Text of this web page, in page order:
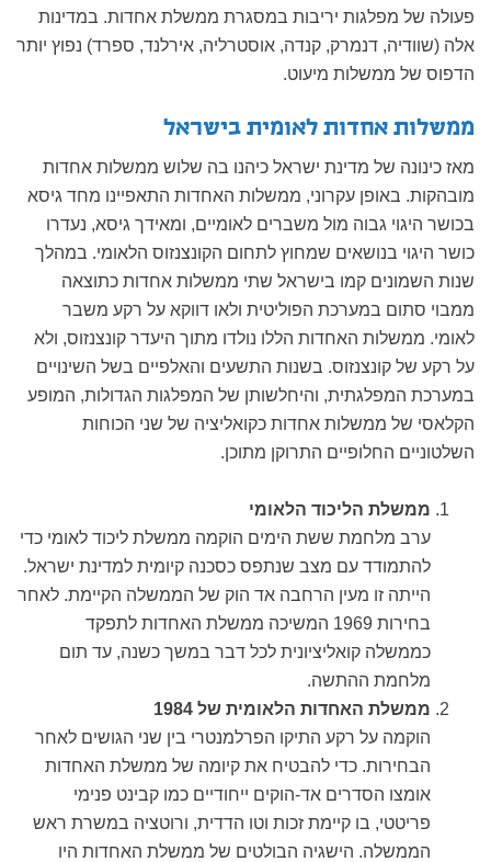
פעולה של מפלגות יריבות במסגרת ממשלת אחדות. במדינות
אלה (שוודיה, דנמרק, קנדה, אוסטרליה, אירלנד, ספרד) נפוץ יותר
הדפוס של ממשלות מיעוט.
ממשלות אחדות לאומית בישראל
מאז כינונה של מדינת ישראל כיהנו בה שלוש ממשלות אחדות
מובהקות. באופן עקרוני, ממשלות האחדות התאפיינו מחד גיסא
בכושר היגוי גבוה מול משברים לאומיים, ומאידך גיסא, נעדרו
כושר היגוי בנושאים שמחוץ לתחום הקונצנזוס הלאומי. במהלך
שנות השמונים קמו בישראל שתי ממשלות אחדות כתוצאה
ממבוי סתום במערכת הפוליטית ולאו דווקא על רקע משבר
לאומי. ממשלות האחדות הללו נולדו מתוך היעדר קונצנזוס, ולא
על רקע של קונצנזוס. בשנות התשעים והאלפיים בשל השינויים
במערכת המפלגתית, והיחלשותן של המפלגות הגדולות, המופע
הקלאסי של ממשלות אחדות כקואליציה של שני הכוחות
השלטוניים החלופיים התרוקן מתוכן.
ממשלת הליכוד הלאומי
ערב מלחמת ששת הימים הוקמה ממשלת ליכוד לאומי כדי
להתמודד עם מצב שנתפס כסכנה קיומית למדינת ישראל.
הייתה זו מעין הרחבה אד הוק של הממשלה הקיימת. לאחר
בחירות 1969 המשיכה ממשלת האחדות לתפקד
כממשלה קואליציונית לכל דבר במשך כשנה, עד תום
מלחמת ההתשה.
ממשלת האחדות הלאומית של 1984
הוקמה על רקע התיקו הפרלמנטרי בין שני הגושים לאחר
הבחירות. כדי להבטיח את קיומה של ממשלת האחדות
אומצו הסדרים אד-הוקים ייחודיים כמו קבינט פנימי
פריטטי, בו קיימת זכות וטו הדדית, ורוטציה במשרת ראש
הממשלה. הישגיה הבולטים של ממשלת האחדות היו